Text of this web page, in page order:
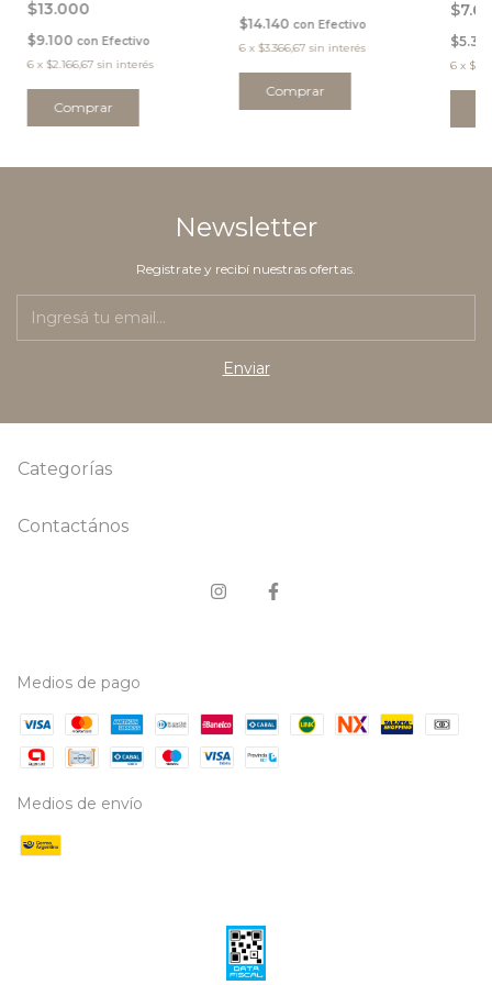
$13.000
$9.100 con Efectivo
6 x $2.166,67 sin interés
Comprar
$14.140 con Efectivo
6 x $3.366,67 sin interés
Comprar
6 x
Newsletter
Registrate y recibí nuestras ofertas.
Categorías
Contactános
Medios de pago
Medios de envío